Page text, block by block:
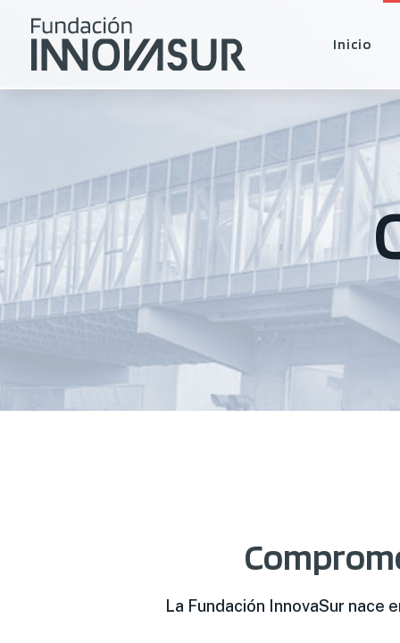
Inicio
La Fundación InnovaSur